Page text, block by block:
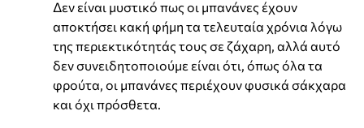
Δεν είναι μυστικό πως οι μπανάνες έχουν
αποκτήσει κακή φήμη τα τελευταία χρόνια λόγω
της περιεκτικότητάς τους σε ζάχαρη, αλλά αυτό
δεν συνειδητοποιούμε είναι ότι, όπως όλα τα
φρούτα, οι μπανάνες περιέχουν φυσικά σάκχαρα
και όχι πρόσθετα.